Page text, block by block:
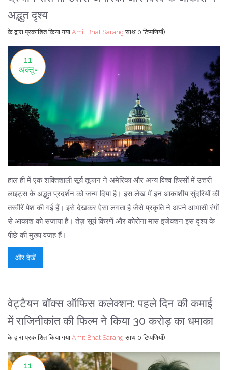
अद्भुत दृश्य
के द्वारा प्रकाशित किया गया Amit Bhat Sarang साथ 0 टिप्पणियाँ)
11
अक्तू॰
हाल ही में एक शक्तिशाली सूर्य तूफान ने अमेरिका और अन्य विश्व हिस्सों में उत्तरी
लाइट्स के अद्भुत प्रदर्शन को जन्म दिया है। इस लेख में इन आकाशीय सुंदरियों की
तस्वीरें पेश की गई हैं। इसे देखकर ऐसा लगता है जैसे प्रकृति ने अपने आभासी रंगों
से आकाश को सजाया है। तेज़ सूर्य किरणें और कोरोना मास इजेक्शन इस दृश्य के
पीछे की मुख्य वजह हैं।
और देखें
वेट्टैयन बॉक्स ऑफिस कलेक्शन: पहले दिन की कमाई
में राजिनीकांत की फिल्म ने किया 30 करोड़ का धमाका
के द्वारा प्रकाशित किया गया Amit Bhat Sarang साथ 0 टिप्पणियाँ)
11